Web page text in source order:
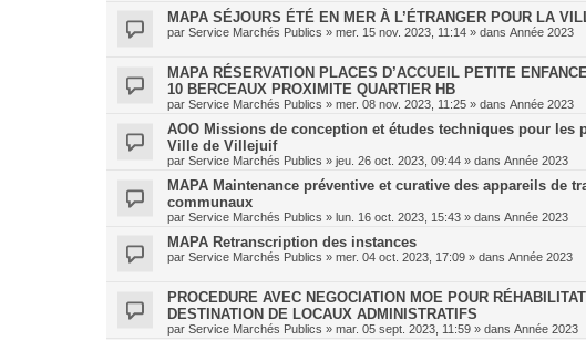
MAPA SÉJOURS ÉTÉ EN MER À L’ÉTRANGER POUR LA
par Service Marchés Publics » mer. 15 nov. 2023, 11:14 » dans Année 2023
MAPA RÉSERVATION PLACES D’ACCUEIL PETITE
10 BERCEAUX PROXIMITE QUARTIER HB
par Service Marchés Publics » mer. 08 nov. 2023, 11:25 » dans Année 2023
AOO Missions de conception et études techniques pour
Ville de Villejuif
par Service Marchés Publics » jeu. 26 oct. 2023, 09:44 » dans Année 2023
MAPA Maintenance préventive et curative des appareils de
communaux
par Service Marchés Publics » lun. 16 oct. 2023, 15:43 » dans Année 2023
MAPA Retranscription des instances
par Service Marchés Publics » mer. 04 oct. 2023, 17:09 » dans Année 2023
PROCEDURE AVEC NEGOCIATION MOE POUR
DESTINATION DE LOCAUX ADMINISTRATIFS
par Service Marchés Publics » mar. 05 sept. 2023, 11:59 » dans Année 2023